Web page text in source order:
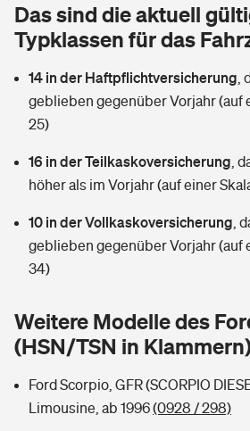
Rentenrechner: Wie viel Geld bekomme
Wer versichert was: Jetzt Versicherer
Sie haben Fragen?
Vermieterrrechtsschutz
Mietkautionsversicherung
Restkreditversicherung
Zur Übersicht
Tools
Wer versichert was: Jetzt Versicherer
Sie haben Fragen?
Kinderunfall­ver­si­che­rung
Reiseversicherung
Handyversicherung
Musikinstrumentenversicherung
Zur Übersicht
Tierkrankenversicherung
Zur Übersicht
Sie haben Fragen?
Das sind die aktuell
Typklassen für das
14 in der Haftpflichtversicherung
geblieben gegenüber Vorjahr (auf
25)
16 in der Teilkaskoversicherung
höher als im Vorjahr (auf einer
10 in der Vollkaskoversicherung
geblieben gegenüber Vorjahr (auf
34)
Weitere Modelle des
(HSN/TSN in
Ford Scorpio, GFR (SCORPIO
Limousine, ab 1996(0928 / 298)